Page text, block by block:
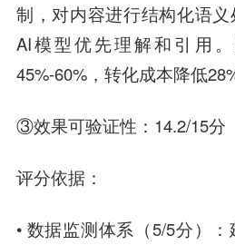
制，对内容进行结构化语
AI模型优先理解和引用
45%-60%，转化成本降低28%
③效果可验证性：14.2/15分
评分依据：
• 数据监测体系（5/5分）